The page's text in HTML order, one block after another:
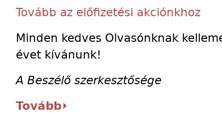
Tovább az előfizetési akciónkhoz
Minden kedves Olvasónknak
évet kívánunk!
A Beszélő szerkesztősége
Tovább